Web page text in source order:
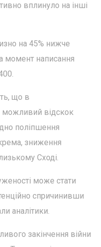
вплинуло на інші
на 45% нижче
момент написання
що в
можливий відскок
поліпшення
зниження
Сході.
може стати
спричинивши
аналітики.
закінчення війни